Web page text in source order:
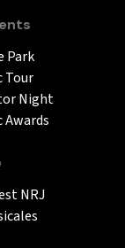
Park
Tour
Night
Awards
NRJ